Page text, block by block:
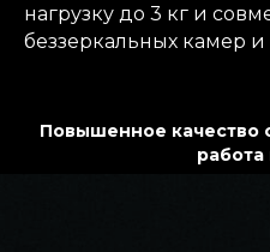
нагрузку до 3 кг и
беззеркальных камер и
Повышенное качество